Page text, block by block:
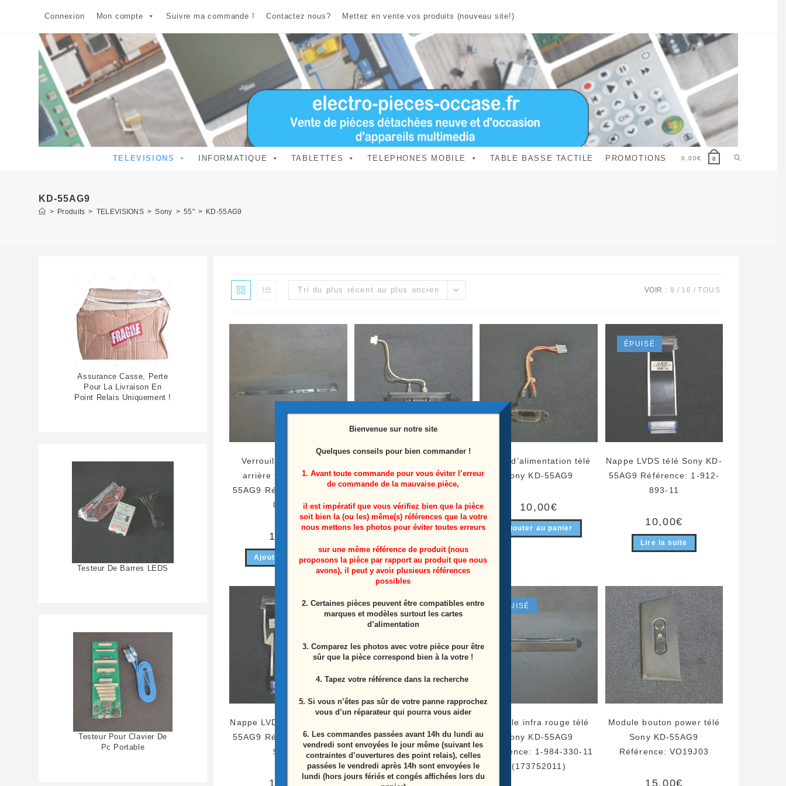
Connexion Mon compte Suivre ma commande ! Contactez nous? Mettez en vente vos produits (nouveau site!)
TELEVISIONS INFORMATIQUE TABLETTES TELEPHONES MOBILE TABLE BASSE TACTILE PROMOTIONS 0,00€ 0 Toggle
KD-55AG9
> Produits > TELEVISIONS > Sony > 55" > KD-55AG9
Tri du plus récent au plus ancien VOIR : 8 16 TOUS
Verrouillage du carter
arrière télé Sony KD-
55AG9 Référence: 4-745-
064-10
15,00
Ajouter au panier
parleur externe télé Sony
15,00€
Prise d’alimentation télé
Sony KD-55AG9
10,00€
Ajouter au panier
ÉPUISÉ
Nappe LVDS télé Sony KD-
55AG9 Référence: 1-912-
893-11
10,00€
Lire la suite
Nappe LVDS télé Sony KD-
55AG9 Référence: 1-912-
910-11
10,00
55AG9 Référence: 1-510-
061-12
10,00
ÉPUISÉ
Module infra rouge télé
Sony KD-55AG9
Référence: 1-984-330-11
(173752011)
Module bouton power télé
Sony KD-55AG9
Référence: VO19J03
15,00€
Assurance Casse, Perte
Pour La Livraison En
Point Relais Uniquement !
Testeur De Barres LEDS
Testeur Pour Clavier De
Pc Portable
Bienvenue sur notre site
Quelques conseils pour bien commander !
1. Avant toute commande pour vous éviter l’erreur
de commande de la mauvaise pièce,
il est impératif que vous vérifiez bien que la pièce
soit bien la (ou les) même(s) références que la votre
nous mettons les photos pour éviter toutes erreurs
sur une même référence de produit (nous
proposons la pièce par rapport au produit que nous
avons), il peut y avoir plusieurs références
possibles
2. Certaines pièces peuvent être compatibles entre
marques et modèles surtout les cartes
d’alimentation
3. Comparez les photos avec votre pièce pour être
sûr que la pièce correspond bien à la votre !
4. Tapez votre référence dans la recherche
5. Si vous n’êtes pas sûr de votre panne rapprochez
vous d’un réparateur qui pourra vous aider
6. Les commandes passées avant 14h du lundi au
vendredi sont envoyées le jour même (suivant les
contraintes d’ouvertures des point relais), celles
passées le vendredi après 14h sont envoyées le
lundi (hors jours fériés et congés affichées lors du